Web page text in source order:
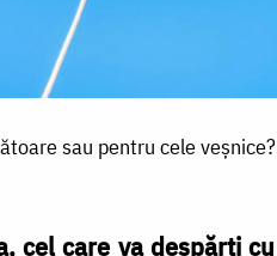
sau pentru cele
cel care va despărți